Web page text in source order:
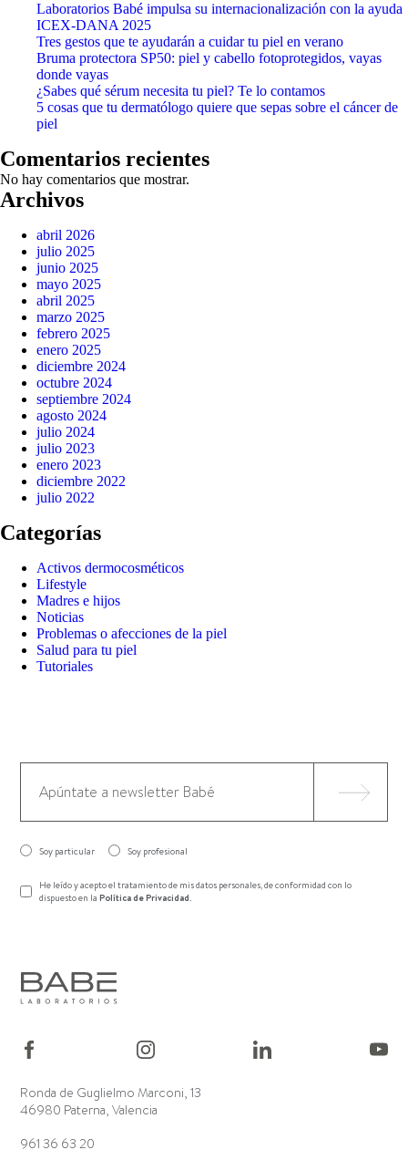
Laboratorios Babé impulsa su internacionalización con la ayuda
ICEX-DANA 2025
Tres gestos que te ayudarán a cuidar tu piel en verano
Bruma protectora SP50: piel y cabello fotoprotegidos, vayas
donde vayas
¿Sabes qué sérum necesita tu piel? Te lo contamos
5 cosas que tu dermatólogo quiere que sepas sobre el cáncer de
piel
Comentarios recientes
No hay comentarios que mostrar.
Archivos
abril 2026
julio 2025
junio 2025
mayo 2025
abril 2025
marzo 2025
febrero 2025
enero 2025
diciembre 2024
octubre 2024
septiembre 2024
agosto 2024
julio 2024
julio 2023
enero 2023
diciembre 2022
julio 2022
Categorías
Activos dermocosméticos
Lifestyle
Madres e hijos
Noticias
Problemas o afecciones de la piel
Salud para tu piel
Tutoriales
Soy particular Soy profesional
He leído y acepto el tratamiento de mis datos personales, de conformidad con lo
dispuesto en laPolítica de Privacidad.
Ronda de Guglielmo Marconi, 13
46980 Paterna, Valencia
961 36 63 20